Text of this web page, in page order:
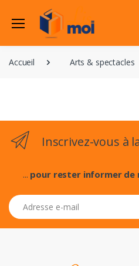
Accueil Arts & spectacles
Inscrivez-vous à
... pour rester informer de
Adresse e-mail